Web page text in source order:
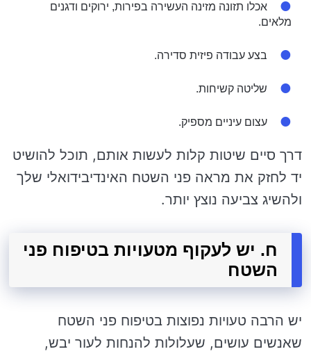
אכלו תזונה מזינה העשירה בפירות, ירוקים ודגנים
מלאים.
בצע עבודה פיזית סדירה.
שליטה קשיחות.
עצום עיניים מספיק.
דרך סיים שיטות קלות לעשות אותם, תוכל להושיט
יד לחזק את מראה פני השטח האינדיבידואלי שלך
ולהשיג צביעה נוצץ יותר.
ח. יש לעקוף מטעויות בטיפוח פני
השטח
יש הרבה טעויות נפוצות בטיפוח פני השטח
שאנשים עושים, שעלולות להנחות לעור יבש,